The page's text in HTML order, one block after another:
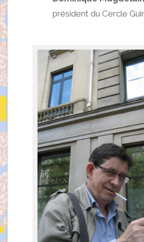
président du Cercle